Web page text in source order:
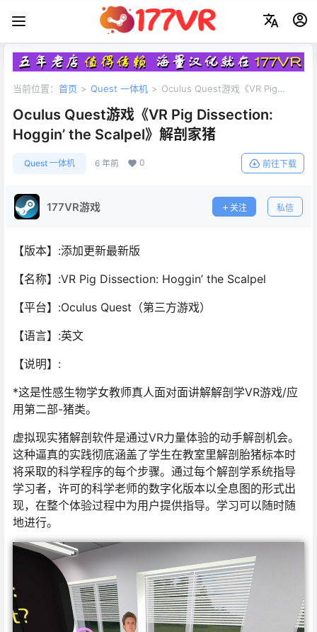
当前位置： 首页 > Quest 一体机 > Oculus Quest游戏《VR Pig
Oculus Quest游戏《VR Pig Dissection:
Hoggin’ the Scalpel》解剖家猪
Quest 一体机 6 年前 0 前往下载
177VR游戏 关注 私信
【版本】:添加更新最新版
【名称】:VR Pig Dissection: Hoggin’ the Scalpel
【平台】:Oculus Quest（第三方游戏）
【语言】:英文
【说明】:
*这是性感生物学女教师真人面对面讲解解剖学VR游戏/应
用第二部-猪类。
虚拟现实猪解剖软件是通过VR力量体验的动手解剖机会。
这种逼真的实践彻底涵盖了学生在教室里解剖胎猪标本时
将采取的科学程序的每个步骤。通过每个解剖学系统指导
学习者，许可的科学老师的数字化版本以全息图的形式出
现，在整个体验过程中为用户提供指导。学习可以随时随
地进行。